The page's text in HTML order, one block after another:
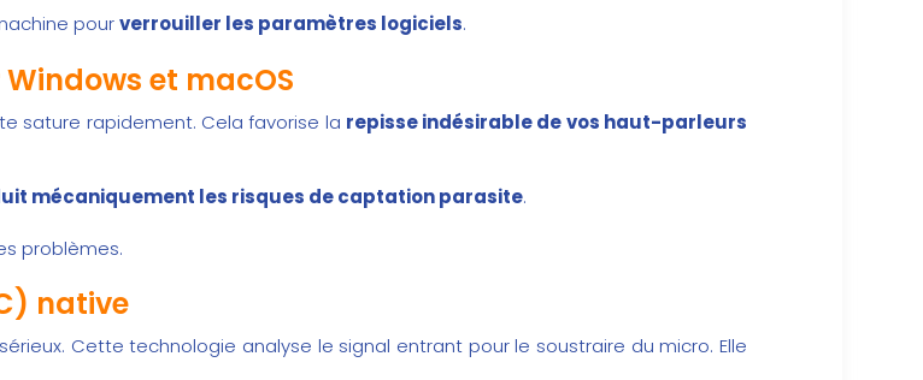
pourverrouiller les paramètres logiciels.
et macOS
sature rapidement. Cela favorise la repisse indésirable de vos haut-parleurs
mécaniquement les risques de captation parasite.
problèmes.
native
Cette technologie analyse le signal entrant pour le soustraire du micro. Elle